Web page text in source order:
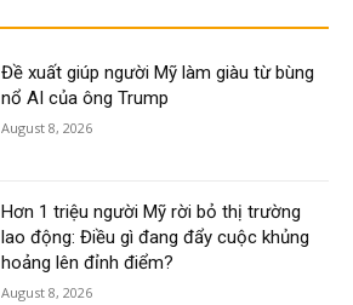
Đề xuất giúp người Mỹ làm giàu từ bùng
nổ AI của ông Trump
August 8, 2026
Hơn 1 triệu người Mỹ rời bỏ thị trường
lao động: Điều gì đang đẩy cuộc khủng
hoảng lên đỉnh điểm?
August 8, 2026